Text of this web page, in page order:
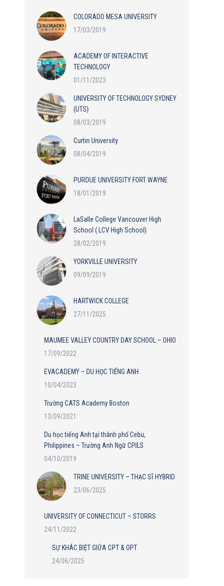
COLORADO MESA UNIVERSITY
17/03/2019
ACADEMY OF INTERACTIVE
TECHNOLOGY
01/11/2023
UNIVERSITY OF TECHNOLOGY SYDNEY
(UTS)
08/03/2019
Curtin University
08/04/2019
PURDUE UNIVERSITY FORT WAYNE
18/01/2019
LaSalle College Vancouver High
School ( LCV High School)
28/02/2019
YORKVILLE UNIVERSITY
09/09/2019
HARTWICK COLLEGE
27/11/2025
MAUMEE VALLEY COUNTRY DAY SCHOOL – OHIO
17/09/2022
EVACADEMY – DU HỌC TIẾNG ANH
10/04/2023
Trường CATS Academy Boston
13/09/2021
Du học tiếng Anh tại thành phố Cebu,
Philippines – Trường Anh Ngữ CPILS
04/10/2019
TRINE UNIVERSITY – THẠC SĨ HYBRID
23/06/2025
UNIVERSITY OF CONNECTICUT – STORRS
24/11/2022
SỰ KHÁC BIỆT GIỮA CPT & OPT
24/06/2025